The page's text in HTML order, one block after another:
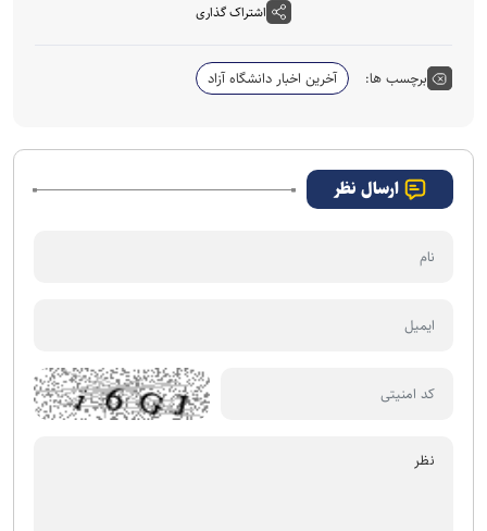
اشتراک گذاری
برچسب ها: آخرین اخبار دانشگاه آزاد
ارسال نظر